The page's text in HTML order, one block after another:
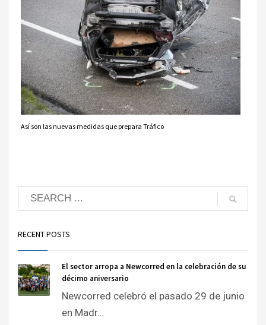
Así son las nuevas medidas que prepara Tráfico
RECENT POSTS
El sector arropa a Newcorred en la celebración de su
décimo aniversario
Newcorred celebró el pasado 29 de junio
en Madr...